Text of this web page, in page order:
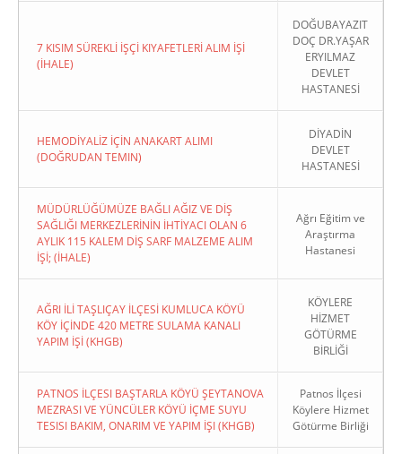
7 KISIM SÜREKLİ İŞÇİ KIYAFETLERİ ALIM İŞİ
(İHALE)
DOĞUBAYAZIT
DOÇ DR.YAŞAR
ERYILMAZ
DEVLET
HASTANESİ
HEMODİYALİZ İÇİN ANAKART ALIMI
(DOĞRUDAN TEMIN)
DİYADİN
DEVLET
HASTANESİ
MÜDÜRLÜĞÜMÜZE BAĞLI AĞIZ VE DİŞ
SAĞLIĞI MERKEZLERİNİN İHTİYACI OLAN 6
AYLIK 115 KALEM DİŞ SARF MALZEME ALIM
İŞİ; (İHALE)
Ağrı Eğitim ve
Araştırma
Hastanesi
AĞRI İLİ TAŞLIÇAY İLÇESİ KUMLUCA KÖYÜ
KÖY İÇİNDE 420 METRE SULAMA KANALI
YAPIM İŞİ (KHGB)
KÖYLERE
HİZMET
GÖTÜRME
BİRLİĞİ
PATNOS İLÇESI BAŞTARLA KÖYÜ ŞEYTANOVA
MEZRASI VE YÜNCÜLER KÖYÜ İÇME SUYU
TESISI BAKIM, ONARIM VE YAPIM İŞI (KHGB)
Patnos İlçesi
Köylere Hizmet
Götürme Birliği